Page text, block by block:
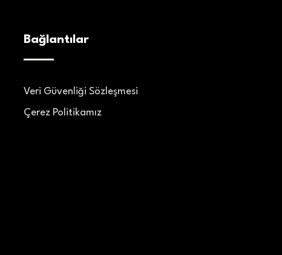
Bağlantılar
Veri Güvenliği Sözleşmesi
Çerez Politikamız